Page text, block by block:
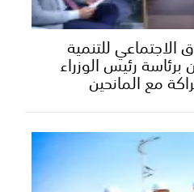
للتنمية
رئيس الوزراء
مع المانحين